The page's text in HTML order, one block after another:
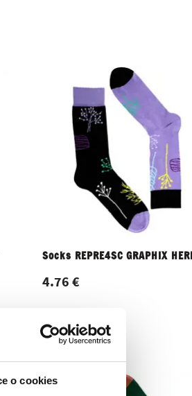
o cookies
Socks REPRE4SC GRAPHIX
4.76 €